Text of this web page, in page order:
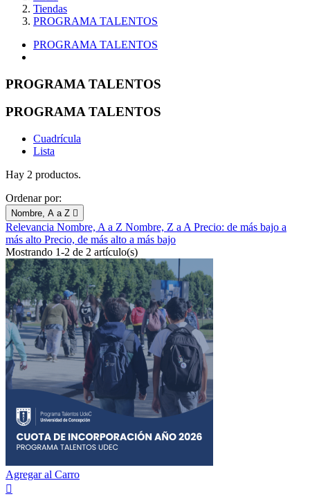
Tiendas
PROGRAMA TALENTOS
PROGRAMA TALENTOS
PROGRAMA TALENTOS
PROGRAMA TALENTOS
Cuadrícula
Lista
Hay 2 productos.
Ordenar por:
Nombre, A a Z 
Relevancia Nombre, A a Z Nombre, Z a A Precio: de más bajo a
más alto Precio, de más alto a más bajo
Mostrando 1-2 de 2 artículo(s)
Agregar al Carro
